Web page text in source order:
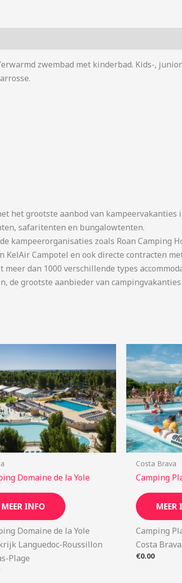
zwembad met kinderbad. Kids-,
het grootste aanbod van kampeervakanties
safaritenten en bungalowtenten.
kampeerorganisaties zoals Roan Camping
KelAir Campotel en ook directe contracten
dan 1000 verschillende types
de grootste aanbieder van
Domaine de la Yole
MEER INFO
Domaine de la Yole
Languedoc-Roussillon
Plage
Costa Brava
Camping
MEER
Camping
Costa
€0.00